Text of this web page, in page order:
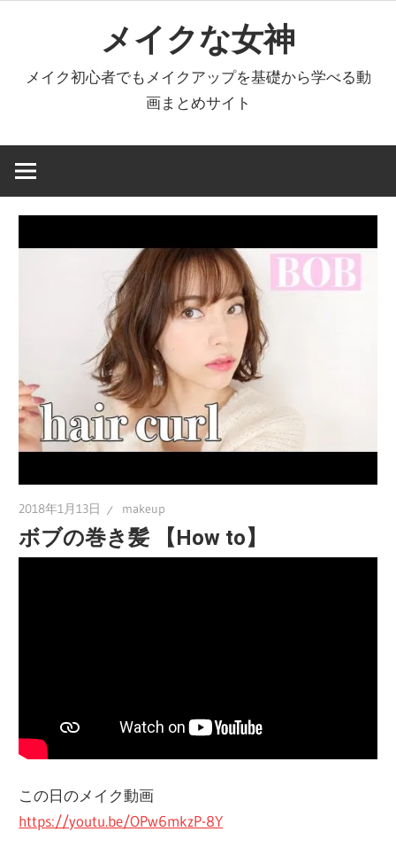
へ
キ
メイクな女神
メイク初心者でもメイクアップを基礎から学べる動
画まとめサイト
2018年1月13日 makeup
ボブの巻き髪 【How to】
この日のメイク動画
https://youtu.be/OPw6mkzP-8Y